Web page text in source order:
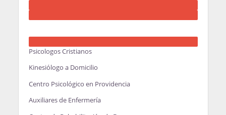
Psicologos Cristianos
Kinesiólogo a Domicilio
Centro Psicológico en Providencia
Auxiliares de Enfermería